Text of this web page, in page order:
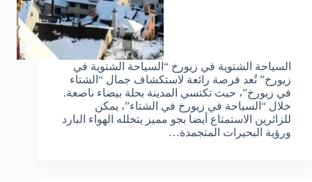
السياحة الشتوية في زيورخ “السياحة الشتوية في
زيورخ” تُعد فرصة رائعة لاستكشاف جمال “الشتاء
في زيورخ”، حيث تكتسي المدينة بحلة بيضاء ناصعة.
خلال “السياحة في زيورخ في الشتاء”، يمكن
للزائرين الاستمتاع أيضا بجو مميز يتخلله الهواء البارد
ورؤية البحيرات المتجمدة…